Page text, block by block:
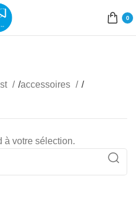
0
/accessoires
/
à votre sélection.